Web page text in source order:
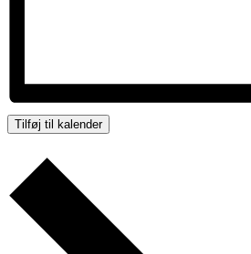
Tilføj til kalender